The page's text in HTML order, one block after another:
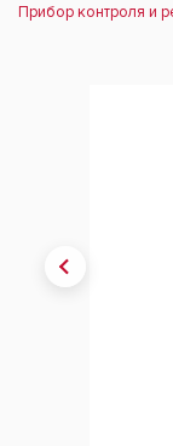
Прибор контроля и